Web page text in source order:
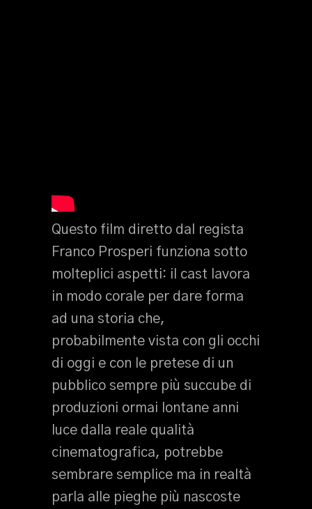
Questo film diretto dal regista
Franco Prosperi funziona sotto
molteplici aspetti: il cast lavora
in modo corale per dare forma
ad una storia che,
probabilmente vista con gli occhi
di oggi e con le pretese di un
pubblico sempre più succube di
produzioni ormai lontane anni
luce dalla reale qualità
cinematografica, potrebbe
sembrare semplice ma in realtà
parla alle pieghe più nascoste